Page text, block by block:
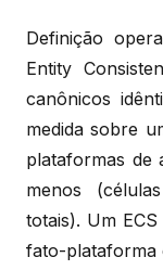
Definição
Entity
canônicos
medida sobre
plataformas de
menos
totais). Um
fato-plataforma